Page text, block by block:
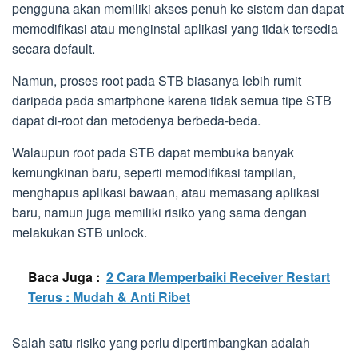
pengguna akan memiliki akses penuh ke sistem dan dapat
memodifikasi atau menginstal aplikasi yang tidak tersedia
secara default.
Namun, proses root pada STB biasanya lebih rumit
daripada pada smartphone karena tidak semua tipe STB
dapat di-root dan metodenya berbeda-beda.
Walaupun root pada STB dapat membuka banyak
kemungkinan baru, seperti memodifikasi tampilan,
menghapus aplikasi bawaan, atau memasang aplikasi
baru, namun juga memiliki risiko yang sama dengan
melakukan STB unlock.
Baca Juga : 2 Cara Memperbaiki Receiver Restart
Terus : Mudah & Anti Ribet
Salah satu risiko yang perlu dipertimbangkan adalah